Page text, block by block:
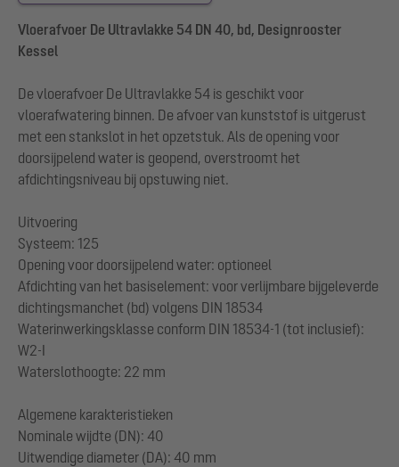
Vloerafvoer De Ultravlakke 54 DN 40, bd, Designrooster
Kessel
De vloerafvoer De Ultravlakke 54 is geschikt voor
vloerafwatering binnen. De afvoer van kunststof is uitgerust
met een stankslot in het opzetstuk. Als de opening voor
doorsijpelend water is geopend, overstroomt het
afdichtingsniveau bij opstuwing niet.
Uitvoering
Systeem: 125
Opening voor doorsijpelend water: optioneel
Afdichting van het basiselement: voor verlijmbare bijgeleverde
dichtingsmanchet (bd) volgens DIN 18534
Waterinwerkingsklasse conform DIN 18534-1 (tot inclusief):
W2-I
Waterslothoogte: 22 mm
Algemene karakteristieken
Nominale wijdte (DN): 40
Uitwendige diameter (DA): 40 mm